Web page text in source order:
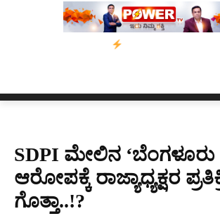
ಬೀರೇನ್ ಸಿಂಗ್ ಅವರ ಆಡಿಯೋ ಕ್ಲಿಪ್
SDPI ಮೇಲಿನ ‘ಬೆಂಗಳೂರು
ಆರೋಪಕ್ಕೆ ರಾಜ್ಯಾಧ್ಯಕ್ಷರ
ಗೊತ್ತಾ..!?